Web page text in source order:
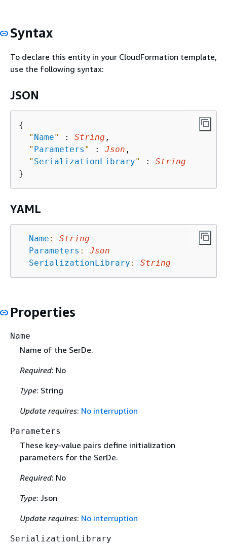
Syntax
To declare this entity in your CloudFormation template,
use the following syntax:
JSON
{
" Name" : String ,
" Parameters " : Json ,
" SerializationLibrary" : String
YAML
Name :
String
Parameters :
Json
SerializationLibrary : String
Properties
Name
Name of the SerDe.
Required: No
Type: String
Update requires: No interruption
Parameters
These key-value pairs define initialization
parameters for the SerDe.
Required: No
Type: Json
Update requires: No interruption
SerializationLibrary